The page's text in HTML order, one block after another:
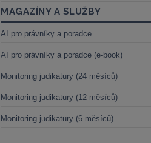
MAGAZÍNY A SLUŽBY
AI pro právníky a poradce
AI pro právníky a poradce (e-book)
Monitoring judikatury (24 měsíců)
Monitoring judikatury (12 měsíců)
Monitoring judikatury (6 měsíců)